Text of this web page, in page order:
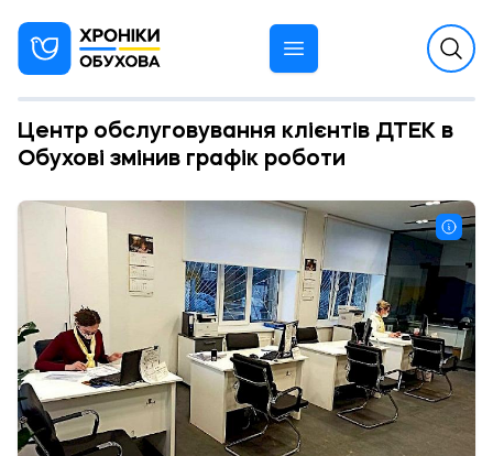
Центр обслуговування клієнтів ДТЕК в
Обухові змінив графік роботи